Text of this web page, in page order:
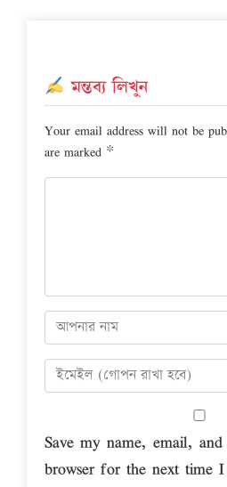
মন্তব্য লিখুন
Your email address will not be
are marked *
Save my name, email,
browser for the next time